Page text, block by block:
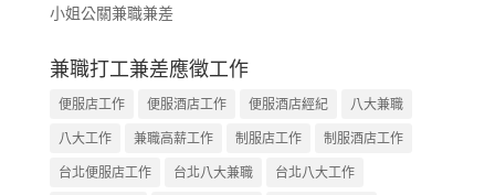
小姐公關兼職兼差
兼職打工兼差應徵工作
便服店工作 便服酒店工作 便服酒店經紀
八大兼職
八大工作
兼職高薪工作 制服店工作
制服酒店工作
台北便服店工作
台北八大兼職
台北八大工作